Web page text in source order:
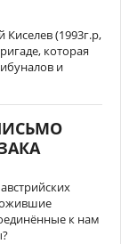
(1993г.р,
которая
и
к нам